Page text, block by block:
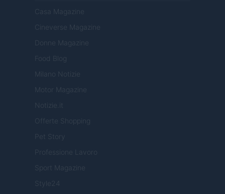
Casa Magazine
Cineverse Magazine
Donne Magazine
Food Blog
Milano Notizie
Motor Magazine
Notizie.it
Offerte Shopping
Pet Story
Professione Lavoro
Sport Magazine
Style24